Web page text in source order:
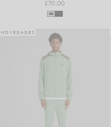
£70.00
NOVEDADES